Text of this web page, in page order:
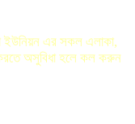
ইউনিয়ন এর সকল এলাকা,
অসুবিধা হলে কল করুন